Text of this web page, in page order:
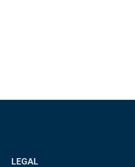
LEGAL